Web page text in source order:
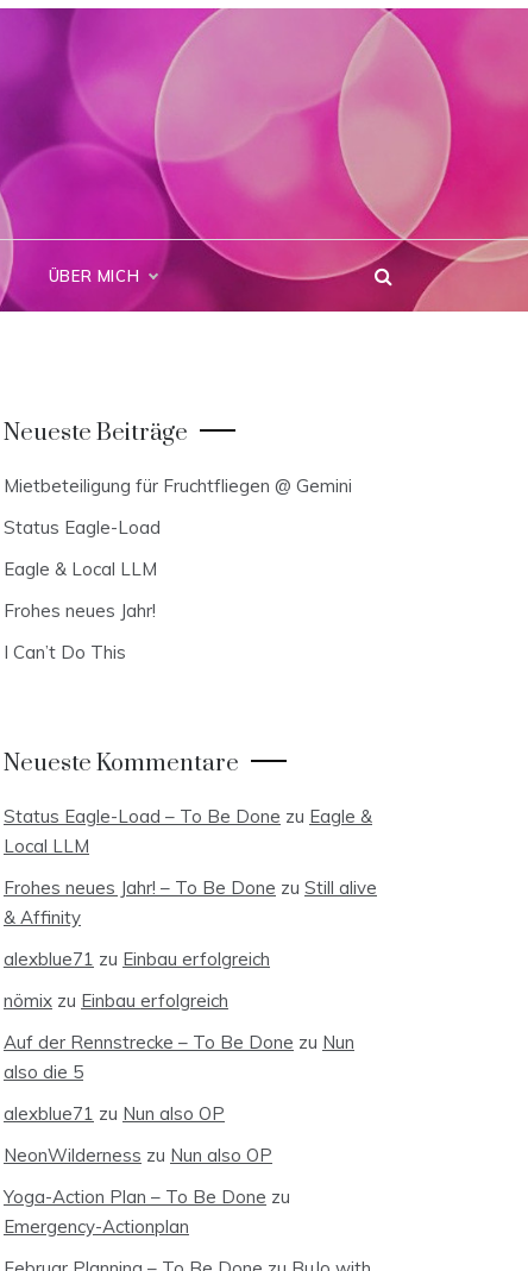
ÜBER MICH
Neueste Beiträge
Mietbeteiligung für Fruchtfliegen @ Gemini
Status Eagle-Load
Eagle & Local LLM
Frohes neues Jahr!
I Can’t Do This
Neueste Kommentare
Status Eagle-Load – To Be Done zu Eagle &
Local LLM
Frohes neues Jahr! – To Be Done zu Still alive
& Affinity
alexblue71 zu Einbau erfolgreich
nömix zu Einbau erfolgreich
Auf der Rennstrecke – To Be Done zu Nun
also die 5
alexblue71 zu Nun also OP
NeonWilderness zu Nun also OP
Yoga-Action Plan – To Be Done zu
Emergency-Actionplan